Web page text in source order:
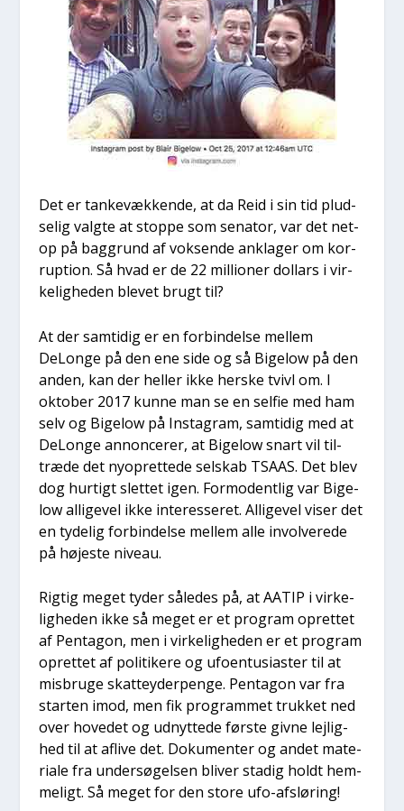
Det er tan­ke­væk­ken­de, at da Reid i sin tid plud­
se­lig valg­te at stop­pe som sena­tor, var det net­
op på bag­grund af vok­sen­de ankla­ger om kor­
rup­tion. Så hvad er de 22 mil­li­o­ner dol­lars i vir­
ke­lig­he­den ble­vet brugt til?
At der sam­ti­dig er en for­bin­del­se mel­lem
DeLon­ge på den ene side og så Bige­low på den
anden, kan der hel­ler ikke her­ske tvivl om. I
okto­ber 2017 kun­ne man se en sel­fie med ham
selv og Bige­low på Ins­ta­gram, sam­ti­dig med at
DeLon­ge annon­ce­rer, at Bige­low snart vil til­
træ­de det nyop­ret­te­de sel­skab TSAAS. Det blev
dog hur­tigt slet­tet igen. For­modent­lig var Bige­
low alli­ge­vel ikke inter­es­se­ret. Alli­ge­vel viser det
en tyde­lig for­bin­del­se mel­lem alle invol­ve­re­de
på høje­ste niveau.
Rig­tig meget tyder såle­des på, at AATIP i vir­ke­
lig­he­den ikke så meget er et pro­gram opret­tet
af Pen­ta­gon, men i vir­ke­lig­he­den er et pro­gram
opret­tet af poli­ti­ke­re og ufo­en­tu­si­a­ster til at
mis­bru­ge skat­tey­der­pen­ge. Pen­ta­gon var fra
star­ten imod, men fik pro­gram­met truk­ket ned
over hove­d­et og udnyt­te­de før­ste giv­ne lej­lig­
hed til at afli­ve det. Doku­men­ter og andet mate­
ri­a­le fra under­sø­gel­sen bli­ver sta­dig holdt hem­
me­ligt. Så meget for den sto­re ufo-afslø­ring!